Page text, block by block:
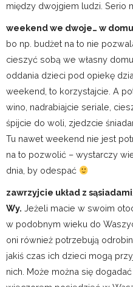
między dwojgiem ludzi. Serio
weekend we dwoje… w
bo np. budżet na to nie
cieszyć sobą we własny
oddania dzieci pod opiekę
weekend, to korzystajcie. A
wino, nadrabiajcie seriale,
śpijcie do woli, zjedzcie
Tu nawet weekend nie jest
na to pozwolić – wystarczy
dnia, by odespać
zawrzyjcie układ z
Wy. Jeżeli macie w swoim
w podobnym wieku do
oni również potrzebują
jakiś czas ich dzieci mogą
nich. Może można się